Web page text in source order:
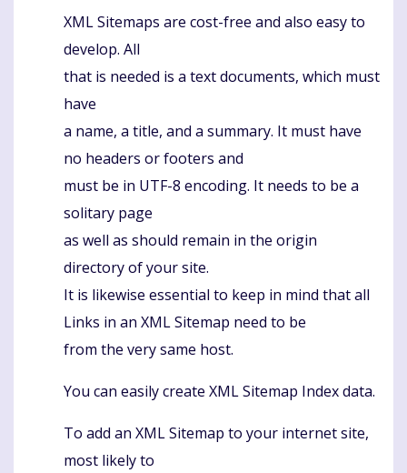
XML Sitemaps are cost-free and also easy to
develop. All
that is needed is a text documents, which must
have
a name, a title, and a summary. It must have
no headers or footers and
must be in UTF-8 encoding. It needs to be a
solitary page
as well as should remain in the origin
directory of your site.
It is likewise essential to keep in mind that all
Links in an XML Sitemap need to be
from the very same host.
You can easily create XML Sitemap Index data.
To add an XML Sitemap to your internet site,
most likely to